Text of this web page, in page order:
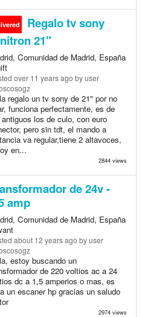
Regalo tv sony
21"
Comunidad de Madrid, España
over 11 years ago by user
regalo un tv sony de 21" por no
funciona perfectamente, es de
los de culo, con euro
pero sin tdt, el mando a
va regular,tiene 2 altavoces,
en...
2844 views
de 24v -
amp
Comunidad de Madrid, España
about 12 years ago by user
estoy buscando un
de 220 voltios ac a 24
dc a 1,5 amperios o mas, es
un escaner hp gracias un saludo
2974 views